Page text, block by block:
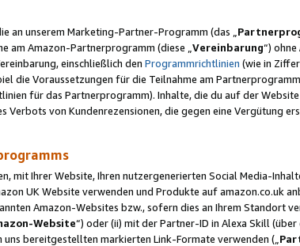
an unserem Marketing-Partner-Programm (das „
am Amazon-Partnerprogramm (diese „Vereinbarung“)
einschließlich den Programmrichtlinien (wie in
die Voraussetzungen für die Teilnahme am
für das Partnerprogramm). Inhalte, die du auf der
Verbots von Kundenrezensionen, die gegen eine Vergütung
mit Ihrer Website, Ihren nutzergenerierten Social Media-
UK Website verwenden und Produkte auf amazon.co.uk
Amazon-Websites bzw., sofern dies an Ihrem Standort
Website“) oder (ii) mit der Partner-ID in Alexa Skill
bereitgestellten markierten Link-Formate verwenden („